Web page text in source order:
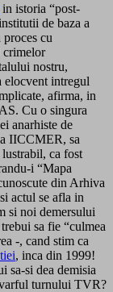
in istoria “post-
de baza a
cu
crimelor
nostru,
elocvent intregul
afirma, in
Cu o singura
anarhiste de
IICCMER, sa
ca fost
i “Mapa
din Arhiva
actul se afla in
si noi demersului
sa fie “culmea
-, cand stim ca
, inca din 1999!
sa-si dea demisia
turnului TVR?